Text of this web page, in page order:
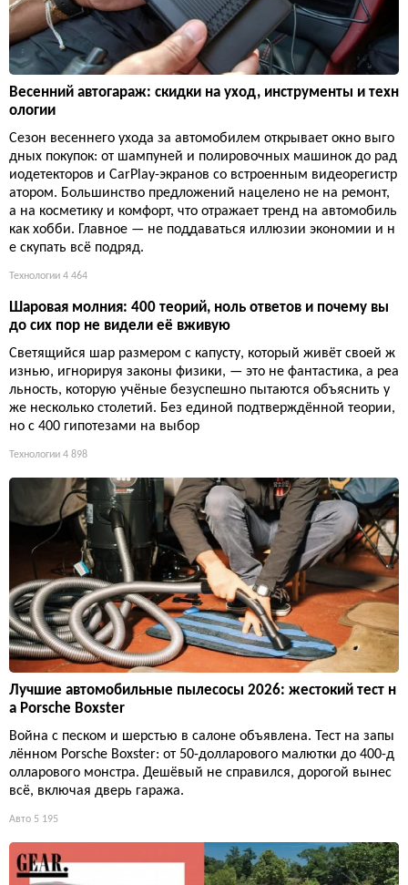
Весенний автогараж: скидки на уход, инструменты и техн
ологии
Сезон весеннего ухода за автомобилем открывает окно выго
дных покупок: от шампуней и полировочных машинок до рад
иодетекторов и CarPlay-экранов со встроенным видеорегистр
атором. Большинство предложений нацелено не на ремонт,
а на косметику и комфорт, что отражает тренд на автомобиль
как хобби. Главное — не поддаваться иллюзии экономии и н
е скупать всё подряд.
Технологии 4 464
Шаровая молния: 400 теорий, ноль ответов и почему вы
до сих пор не видели её вживую
Светящийся шар размером с капусту, который живёт своей ж
изнью, игнорируя законы физики, — это не фантастика, а реа
льность, которую учёные безуспешно пытаются объяснить у
же несколько столетий. Без единой подтверждённой теории,
но с 400 гипотезами на выбор
Технологии 4 898
Лучшие автомобильные пылесосы 2026: жестокий тест н
а Porsche Boxster
Война с песком и шерстью в салоне объявлена. Тест на запы
лённом Porsche Boxster: от 50-долларового малютки до 400-д
олларового монстра. Дешёвый не справился, дорогой вынес
всё, включая дверь гаража.
Авто 5 195